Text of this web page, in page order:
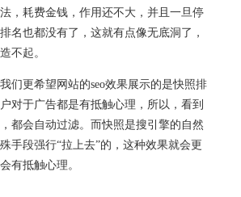
，耗费金钱，作用还不大，并且一旦停
名也都没有了，这就有点像无底洞了，
不起。
们更希望网站的seo效果展示的是快照排
对于广告都是有抵触心理，所以，看到
都会自动过滤。而快照是搜引擎的自然
手段强行“拉上去”的，这种效果就会更
有抵触心理。